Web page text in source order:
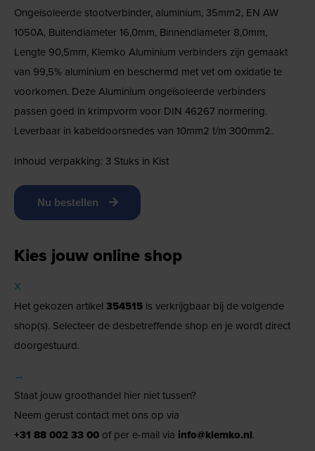
Ongeisoleerde stootverbinder, aluminium, 35mm2, EN AW
1050A, Buitendiameter 16,0mm, Binnendiameter 8,0mm,
Lengte 90,5mm, Klemko Aluminium verbinders zijn gemaakt
van 99,5% aluminium en beschermd met vet om oxidatie te
voorkomen. Deze Aluminium ongeïsoleerde verbinders
passen goed in krimpvorm voor DIN 46267 normering.
Leverbaar in kabeldoorsnedes van 10mm2 t/m 300mm2.
Inhoud verpakking: 3 Stuks in Kist
Nu bestellen
Kies jouw online shop
X
Het gekozen artikel 354515 is verkrijgbaar bij de volgende
shop(s). Selecteer de desbetreffende shop en je wordt direct
doorgestuurd.
→
Staat jouw groothandel hier niet tussen?
Neem gerust contact met ons op via
+31 88 002 33 00 of per e-mail via info@klemko.nl.